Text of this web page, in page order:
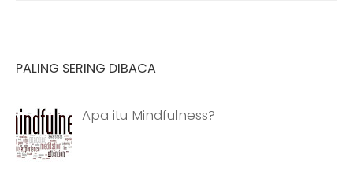
PALING SERING DIBACA
Apa itu Mindfulness?